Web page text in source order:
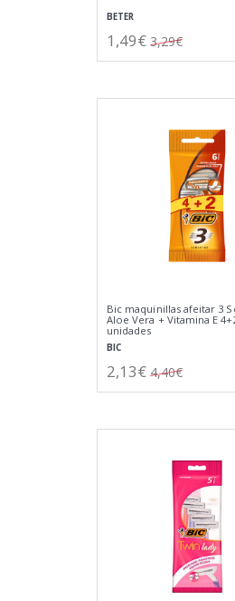
BETER
1,49€ 3,29€
Bic maquinillas afeitar 3
Aloe Vera + Vitamina E
unidades
BIC
2,13€ 4,40€